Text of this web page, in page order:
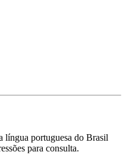
língua portuguesa do Brasil
para consulta.